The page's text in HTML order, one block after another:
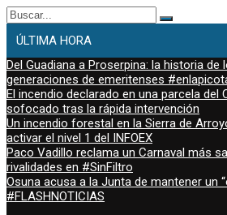
Buscar:
ÚLTIMA HORA
Del Guadiana a Proserpina: la historia
generaciones de emeritenses
El incendio declarado en una parcela del
sofocado tras la rápida intervención
Un incendio forestal en la Sierra de
activar el nivel 1 del INFOEX
Paco Vadillo reclama un Carnaval más
rivalidades en #SinFiltro
Osuna acusa a la Junta de mantener un
#FLASHNOTICIAS